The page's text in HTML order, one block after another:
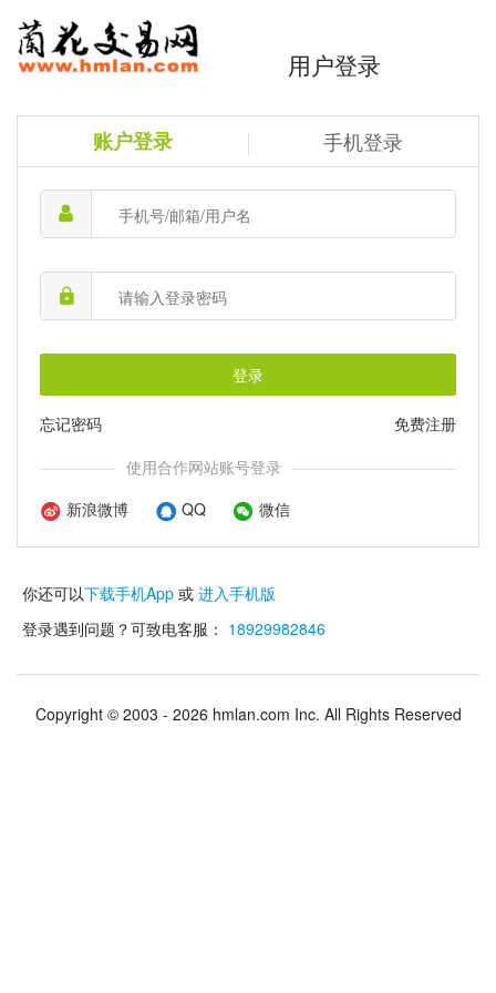
用户登录
账户登录 手机登录
登录
免费注册
忘记密码
使用合作网站账号登录
新浪微博
QQ 微信
你还可以下载手机App 或 进入手机版
登录遇到问题？可致电客服： 18929982846
Copyright © 2003 - 2026 hmlan.com Inc. All Rights Reserved